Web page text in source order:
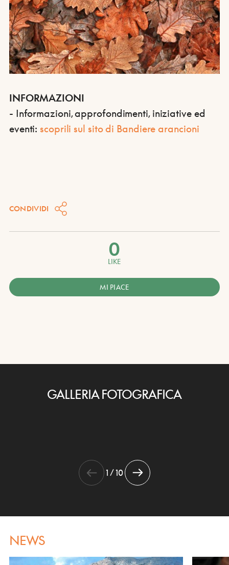
INFORMAZIONI
- Informazioni, approfondimenti, iniziative ed
eventi:scoprili sul sito di Bandiere arancioni
CONDIVIDI
0
LIKE
MI PIACE
GALLERIA FOTOGRAFICA
1 / 10
NEWS